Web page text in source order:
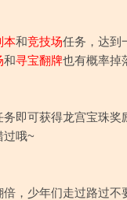
本和竞技场任务，达到
和寻宝翻牌也有概率掉
即可获得龙宫宝珠奖
过哦~
，少年们走过路过不